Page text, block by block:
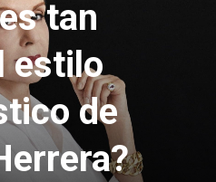
tan
estilo
de